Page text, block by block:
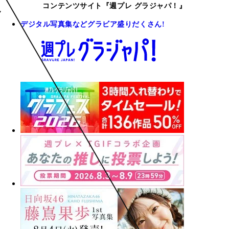
コンテンツサイト『週プレ グラジャパ！』
デジタル写真集などグラビア盛りだくさん!